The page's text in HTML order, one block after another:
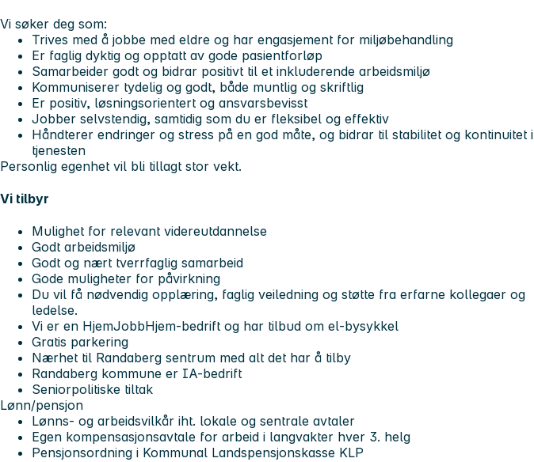
Vi søker deg som:
Trives med å jobbe med eldre og har engasjement for miljøbehandling
Er faglig dyktig og opptatt av gode pasientforløp
Samarbeider godt og bidrar positivt til et inkluderende arbeidsmiljø
Kommuniserer tydelig og godt, både muntlig og skriftlig
Er positiv, løsningsorientert og ansvarsbevisst
Jobber selvstendig, samtidig som du er fleksibel og effektiv
Håndterer endringer og stress på en god måte, og bidrar til stabilitet og kontinuitet i
tjenesten
Personlig egenhet vil bli tillagt stor vekt.
Vi tilbyr
Mulighet for relevant videreutdannelse
Godt arbeidsmiljø
Godt og nært tverrfaglig samarbeid
Gode muligheter for påvirkning
Du vil få nødvendig opplæring, faglig veiledning og støtte fra erfarne kollegaer og
ledelse.
Vi er en HjemJobbHjem-bedrift og har tilbud om el-bysykkel
Gratis parkering
Nærhet til Randaberg sentrum med alt det har å tilby
Randaberg kommune er IA-bedrift
Seniorpolitiske tiltak
Lønn/pensjon
Lønns- og arbeidsvilkår iht. lokale og sentrale avtaler
Egen kompensasjonsavtale for arbeid i langvakter hver 3. helg
Pensjonsordning i Kommunal Landspensjonskasse KLP